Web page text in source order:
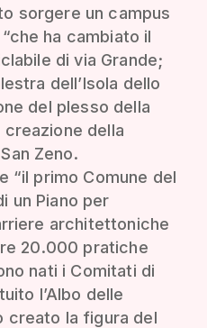
sorgere un campus
ha cambiato il
di via Grande;
dell’Isola dello
del plesso della
della
Zeno.
“il primo Comune del
un Piano per
architettoniche
20.000 pratiche
nati i Comitati di
l’Albo delle
creato la figura del